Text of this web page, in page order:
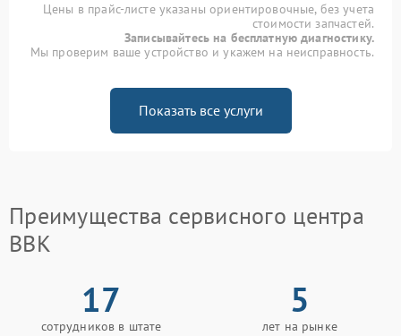
Цены в прайс-листе указаны ориентировочные, без учета
стоимости запчастей.
Записывайтесь на бесплатную диагностику.
Мы проверим ваше устройство и укажем на неисправность.
Показать все услуги
Преимущества сервисного центра
BBK
17
сотрудников в штате
5
лет на рынке